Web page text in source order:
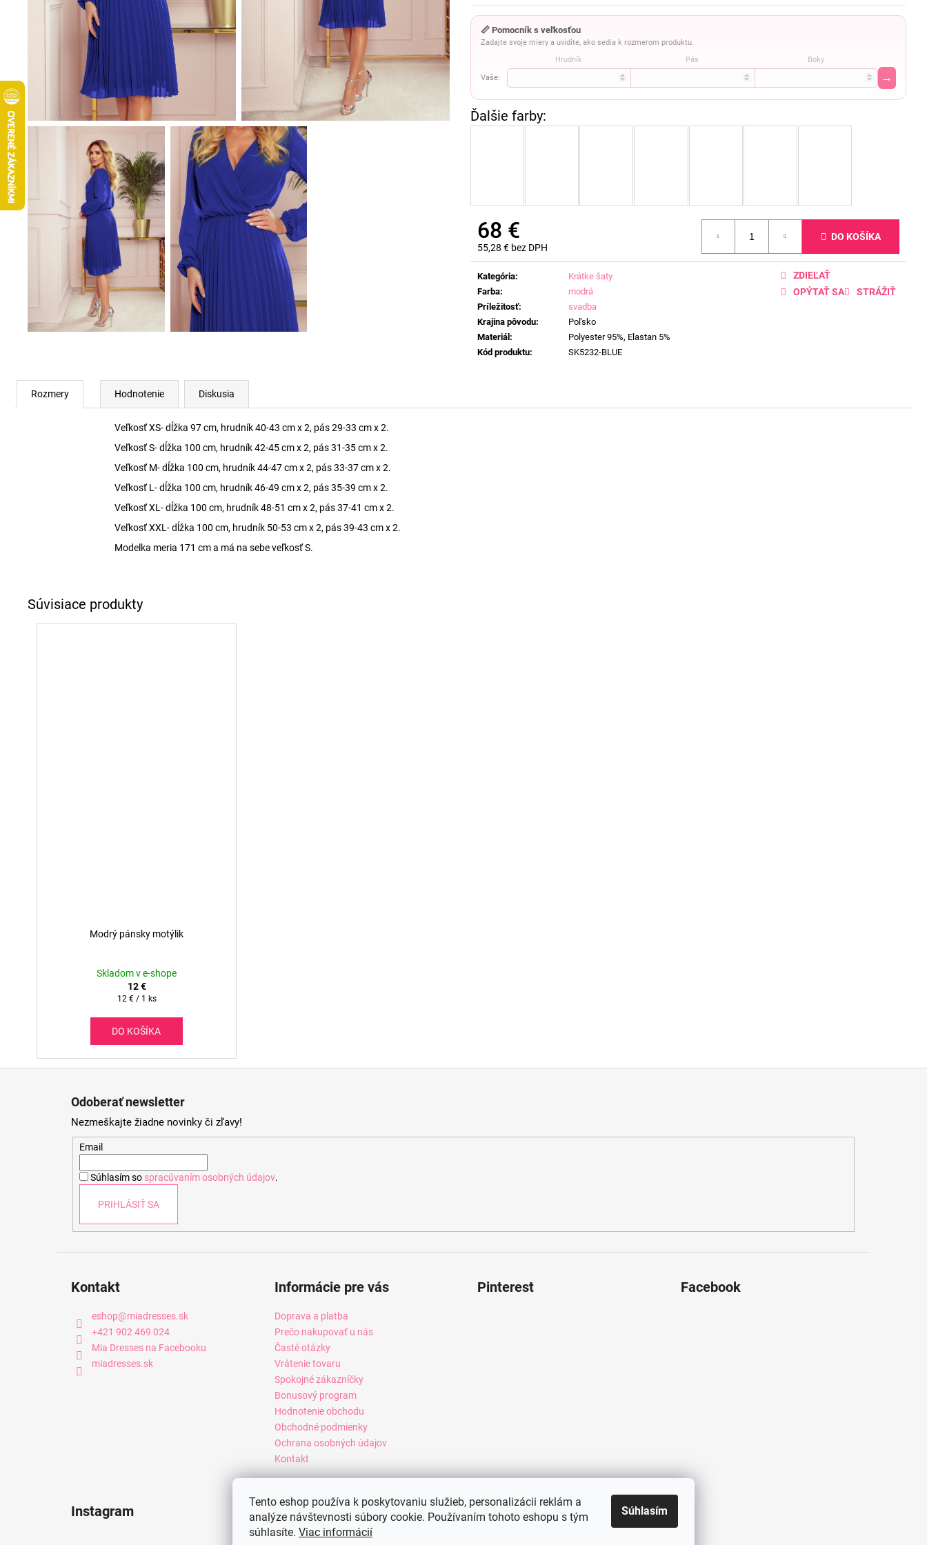
Tento eshop používa k poskytovaniu služieb, personalizácii reklám a
analýze návštevnosti súbory cookie. Používaním tohoto eshopu s tým
súhlasíte. Viac informácií
Súhlasím
📏 Pomocník s veľkosťou
Zadajte svoje miery a uvidíte, ako sedia k rozmerom produktu.
Hrudník
Pás Boky
Vaše: →
68 €
55,28 € bez DPH
Jednotková
cena:
DO KOŠÍKA
Kategória:
Krátke šaty
Farba:
modrá
Príležitosť:
svadba
Krajina pôvodu:
Poľsko
Materiál:
Polyester 95%, Elastan 5%
Kód produktu: SK5232-BLUE
OPÝTAŤ SA STRÁŽIŤ
ZDIEĽAŤ
Rozmery Hodnotenie Diskusia
Veľkosť XS- dĺžka 97 cm, hrudník 40-43 cm x 2, pás 29-33 cm x 2.
Veľkosť S- dĺžka 100 cm, hrudník 42-45 cm x 2, pás 31-35 cm x 2.
Veľkosť M- dĺžka 100 cm, hrudník 44-47 cm x 2, pás 33-37 cm x 2.
Veľkosť L- dĺžka 100 cm, hrudník 46-49 cm x 2, pás 35-39 cm x 2.
Veľkosť XL- dĺžka 100 cm, hrudník 48-51 cm x 2, pás 37-41 cm x 2.
Veľkosť XXL- dĺžka 100 cm, hrudník 50-53 cm x 2, pás 39-43 cm x 2.
Modelka meria 171 cm a má na sebe veľkosť S.
Modrý pánsky motýlik
Skladom v e-shope
12 €
Jednotková
12 € / 1 ks
DO KOŠÍKA
Odoberať newsletter
Nezmeškajte žiadne novinky či zľavy!
Email
Súhlasím so spracúvaním osobných údajov.
PRIHLÁSIŤ SA
Kontakt
eshop@miadresses.sk
+421 902 469 024
Mia Dresses na Facebooku
miadresses.sk
Informácie pre vás
Doprava a platba
Prečo nakupovať u nás
Časté otázky
Vrátenie tovaru
Spokojné zákazníčky
Bonusový program
Hodnotenie obchodu
Obchodné podmienky
Ochrana osobných údajov
Kontakt
Pinterest Facebook
Instagram